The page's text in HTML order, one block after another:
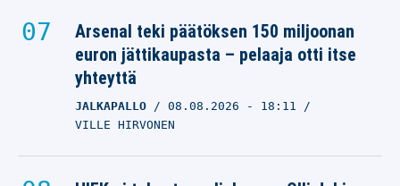
Arsenal teki päätöksen 150 miljoonan
euron jättikaupasta – pelaaja otti itse
yhteyttä
JALKAPALLO 08.08.2026 - 18:11
VILLE HIRVONEN